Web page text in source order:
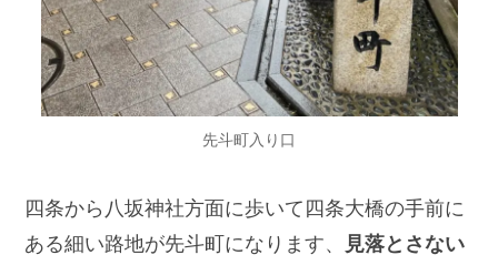
先斗町入り口
四条から八坂神社方面に歩いて四条大橋の手前に
ある細い路地が先斗町になります、
見落とさない